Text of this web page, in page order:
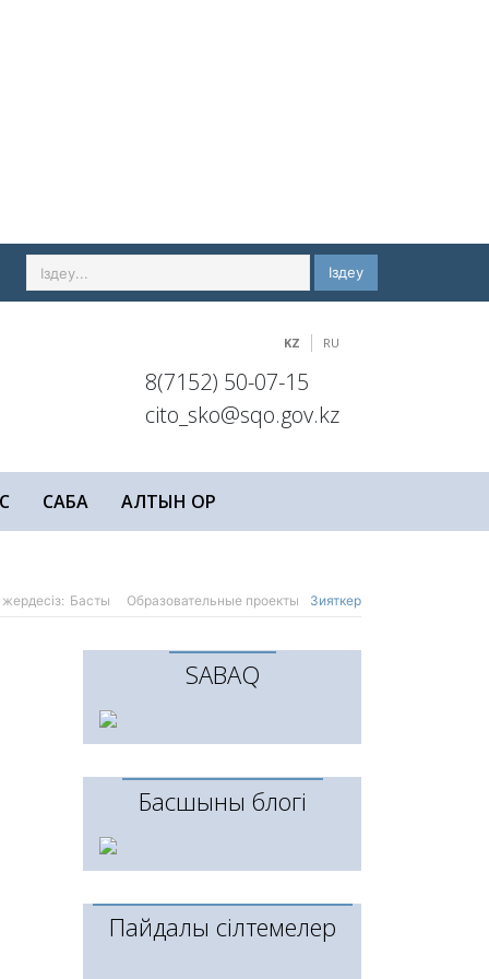
Іздеу
KZ RU
8(7152) 50-07-15
cito_sko@sqo.gov.kz
САБАҚ АЛТЫН ҚОР
Басты Образовательные проекты Зияткер
SABAQ
Басшының блогі
Пайдалы сілтемелер